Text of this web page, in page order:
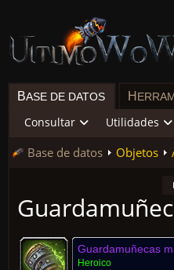
BASE DE DATOS H
Consultar Utilidades
Base de datos Objetos
Guardamuñecas
Heroico